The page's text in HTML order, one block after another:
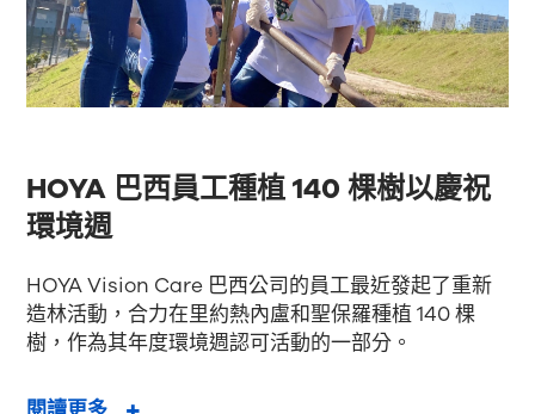
HOYA 巴西員工種植 140 棵樹以慶祝
環境週
HOYA Vision Care 巴西公司的員工最近發起了重新
造林活動，合力在里約熱內盧和聖保羅種植 140 棵
樹，作為其年度環境週認可活動的一部分。